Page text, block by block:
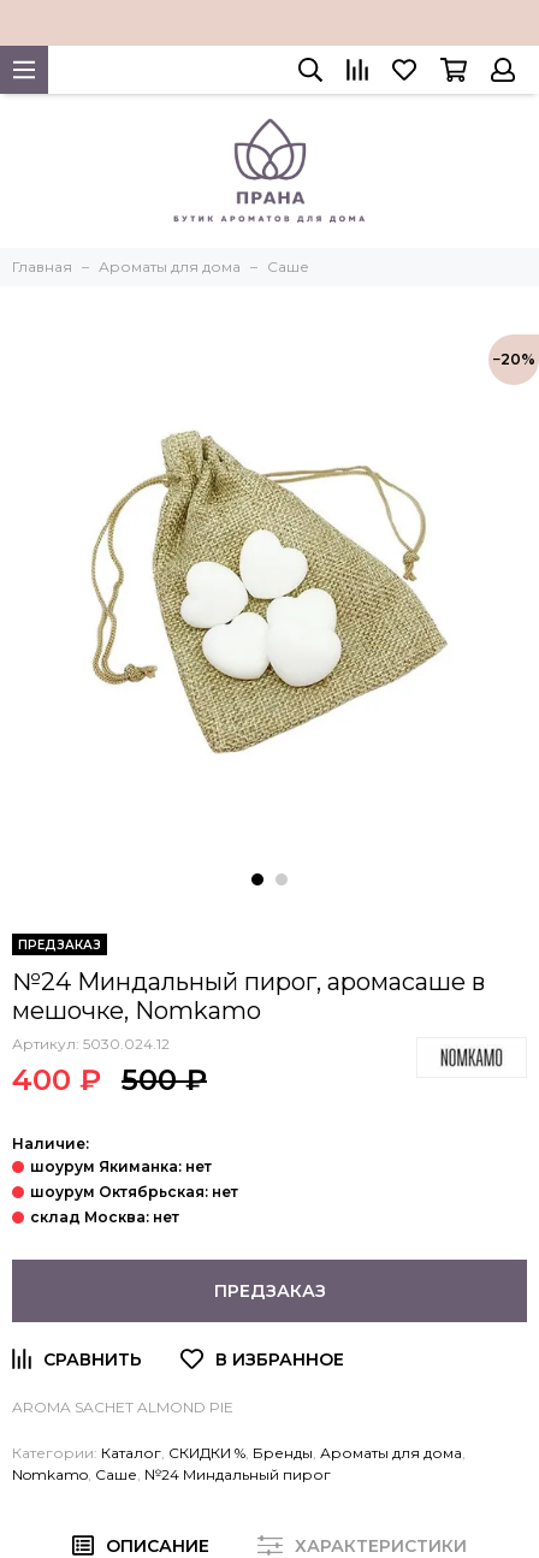
Главная Ароматы для дома Саше
−20%
ПРЕДЗАКАЗ
№24 Миндальный пирог, аромасаше в
мешочке, Nomkamo
Артикул: 5030.024.12
400 ₽ 500 ₽
Наличие:
ПРЕДЗАКАЗ
AROMA SACHET ALMOND PIE
Категории: Каталог СКИДКИ % Бренды Ароматы для дома
Nomkamo Саше №24 Миндальный пирог
ОПИСАНИЕ
ХАРАКТЕРИСТИКИ